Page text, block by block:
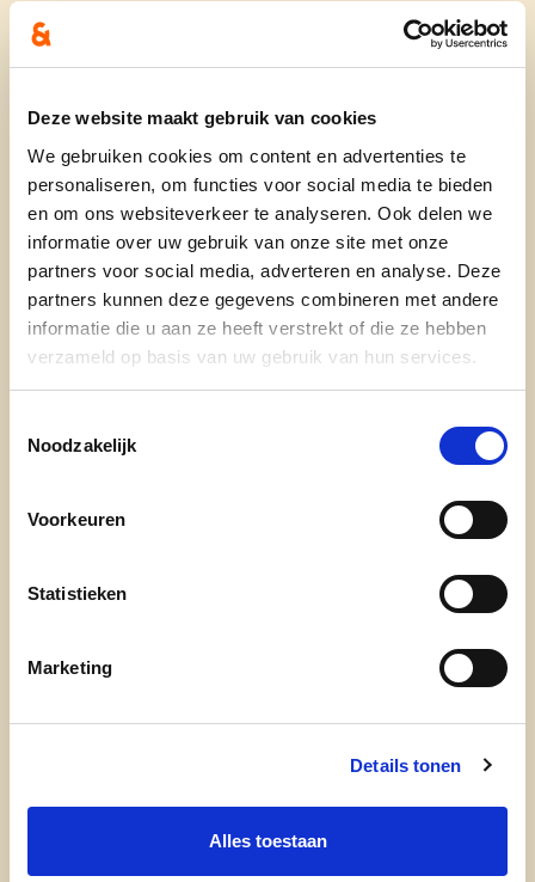
Deze website maakt gebruik van cookies
We gebruiken cookies om content en advertenties te
personaliseren, om functies voor social media te bieden
en om ons websiteverkeer te analyseren. Ook delen we
informatie over uw gebruik van onze site met onze
partners voor social media, adverteren en analyse. Deze
partners kunnen deze gegevens combineren met andere
informatie die u aan ze heeft verstrekt of die ze hebben
verzameld op basis van uw gebruik van hun services.
Noodzakelijk
Voorkeuren
Statistieken
Marketing
Details tonen
Alles toestaan